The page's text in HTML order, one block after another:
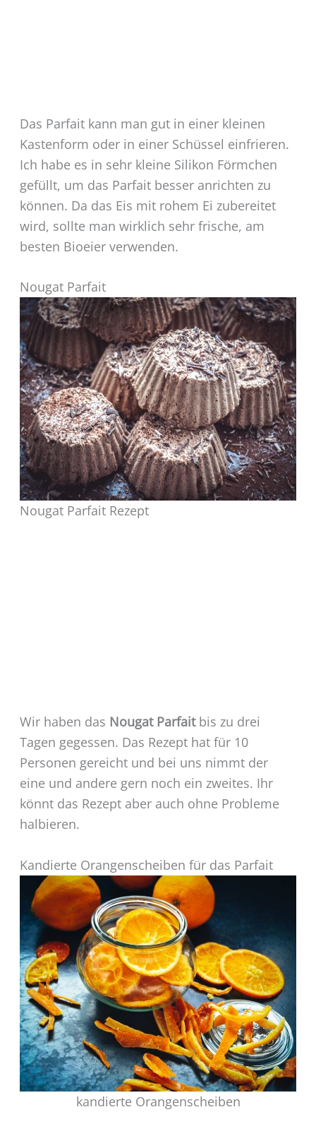
Das Parfait kann man gut in einer kleinen
Kastenform oder in einer Schüssel einfrieren.
Ich habe es in sehr kleine Silikon Förmchen
gefüllt, um das Parfait besser anrichten zu
können. Da das Eis mit rohem Ei zubereitet
wird, sollte man wirklich sehr frische, am
besten Bioeier verwenden.
Nougat Parfait
Nougat Parfait Rezept
Wir haben das Nougat Parfait bis zu drei
Tagen gegessen. Das Rezept hat für 10
Personen gereicht und bei uns nimmt der
eine und andere gern noch ein zweites. Ihr
könnt das Rezept aber auch ohne Probleme
halbieren.
Kandierte Orangenscheiben für das Parfait
kandierte Orangenscheiben